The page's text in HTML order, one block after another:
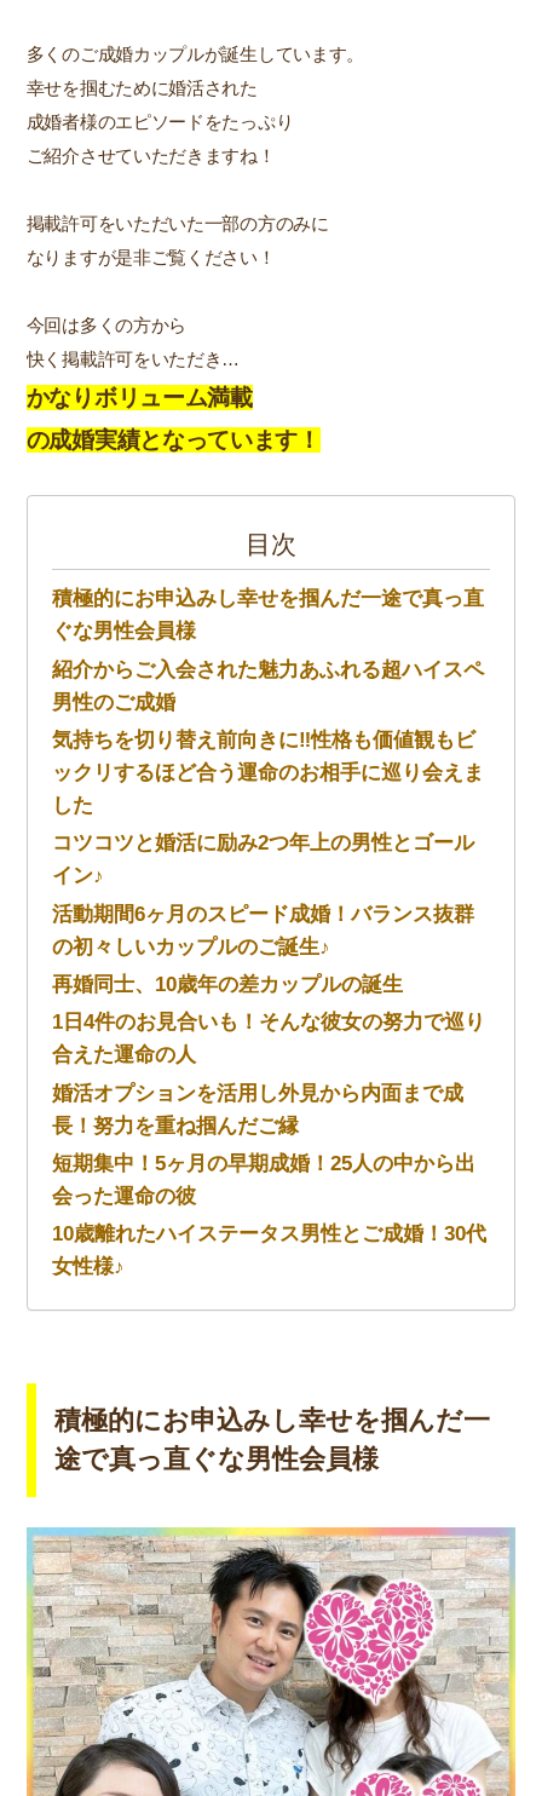
多くのご成婚カップルが誕生しています。
幸せを掴むために婚活された
成婚者様のエピソードをたっぷり
ご紹介させていただきますね！
掲載許可をいただいた一部の方のみに
なりますが是非ご覧ください！
今回は多くの方から
快く掲載許可をいただき…
かなりボリューム満載
の成婚実績となっています！
目次
積極的にお申込みし幸せを掴んだ一途で真っ直
ぐな男性会員様
紹介からご入会された魅力あふれる超ハイスペ
男性のご成婚
気持ちを切り替え前向きに‼性格も価値観もビ
ックリするほど合う運命のお相手に巡り会えま
した
コツコツと婚活に励み2つ年上の男性とゴール
イン♪
活動期間6ヶ月のスピード成婚！バランス抜群
の初々しいカップルのご誕生♪
再婚同士、10歳年の差カップルの誕生
1日4件のお見合いも！そんな彼女の努力で巡り
合えた運命の人
婚活オプションを活用し外見から内面まで成
長！努力を重ね掴んだご縁
短期集中！5ヶ月の早期成婚！25人の中から出
会った運命の彼
10歳離れたハイステータス男性とご成婚！30代
女性様♪
積極的にお申込みし幸せを掴んだ一
途で真っ直ぐな男性会員様